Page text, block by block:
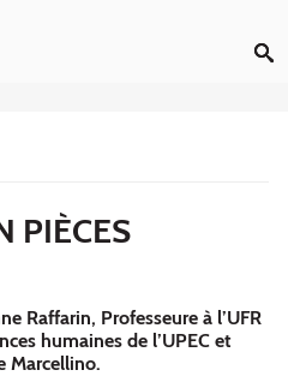
PIÈCES
Raffarin, Professeure à l’UFR
humaines de l’UPEC et
Marcellino.